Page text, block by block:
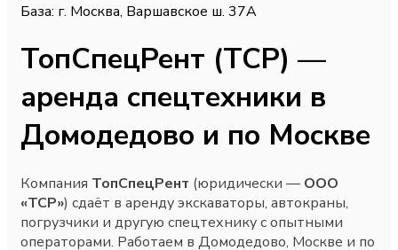
База: г. Москва, Варшавское ш. 37А
ТопСпецРент (ТСР) —
аренда спецтехники в
Домодедово и по Москве
Компания ТопСпецРент (юридически — ООО
«ТСР») сдаёт в аренду экскаваторы, автокраны,
погрузчики и другую спецтехнику с опытными
операторами. Работаем в Домодедово, Москве и по